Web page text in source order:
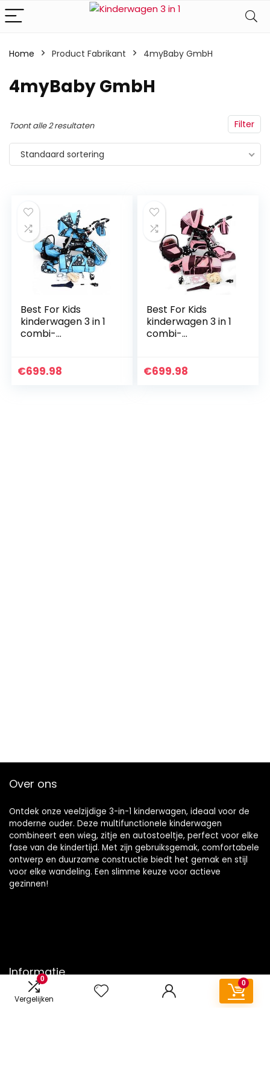
0
Vergelijken
0
Home Product Fabrikant ‎4myBaby GmbH
‎4myBaby GmbH
Filter
Toont alle 2 resultaten
Standaard sortering
Best For Kids
kinderwagen 3 in 1
combi-
€699.98
Best For Kids
kinderwagen 3 in 1
combi-
€699.98
Over ons
Ontdek onze veelzijdige 3-in-1 kinderwagen, ideaal voor de
moderne ouder. Deze multifunctionele kinderwagen
combineert een wieg, zitje en autostoeltje, perfect voor elke
fase van de kindertijd. Met zijn gebruiksgemak, comfortabele
ontwerp en duurzame constructie biedt het gemak en stijl
voor elke wandeling. Een slimme keuze voor actieve
gezinnen!
Informatie
Contact